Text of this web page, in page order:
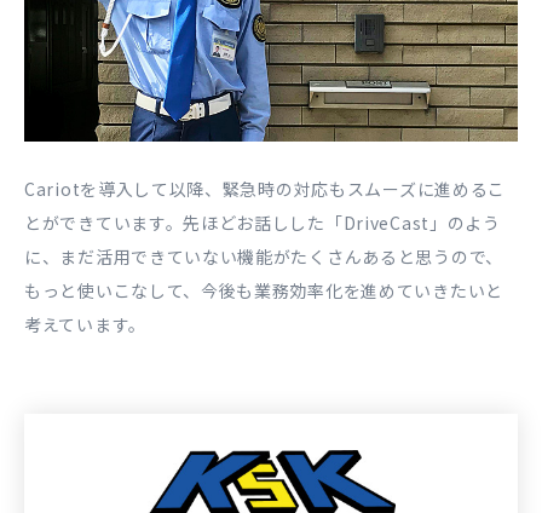
Cariotを導入して以降、緊急時の対応もスムーズに進めるこ
とができています。先ほどお話しした「DriveCast」のよう
に、まだ活用できていない機能がたくさんあると思うので、
もっと使いこなして、今後も業務効率化を進めていきたいと
考えています。